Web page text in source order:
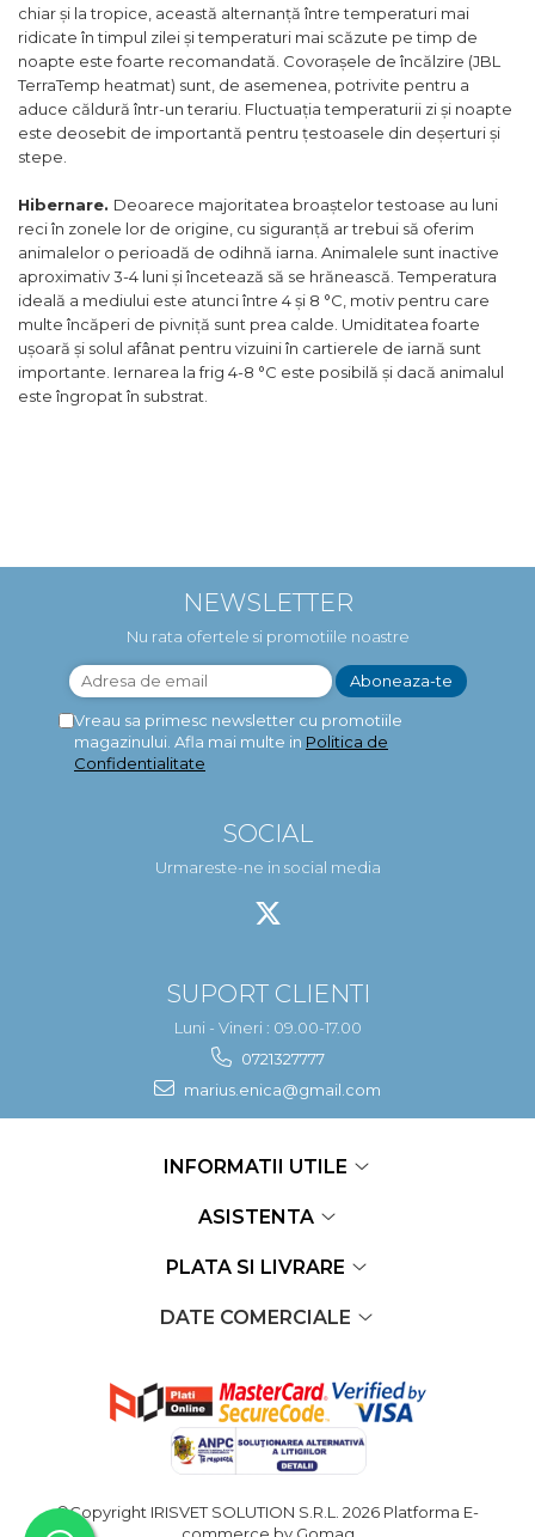
chiar și la tropice, această alternanță între temperaturi mai
ridicate în timpul zilei și temperaturi mai scăzute pe timp de
noapte este foarte recomandată. Covorașele de încălzire (JBL
TerraTemp heatmat) sunt, de asemenea, potrivite pentru a
aduce căldură într-un terariu. Fluctuația temperaturii zi și noapte
este deosebit de importantă pentru țestoasele din deșerturi și
stepe.
Hibernare. Deoarece majoritatea broaștelor testoase au luni
reci în zonele lor de origine, cu siguranță ar trebui să oferim
animalelor o perioadă de odihnă iarna. Animalele sunt inactive
aproximativ 3-4 luni și încetează să se hrănească. Temperatura
ideală a mediului este atunci între 4 și 8 °C, motiv pentru care
multe încăperi de pivniță sunt prea calde. Umiditatea foarte
ușoară și solul afânat pentru vizuini în cartierele de iarnă sunt
importante. Iernarea la frig 4-8 °C este posibilă și dacă animalul
este îngropat în substrat.
NEWSLETTER
Nu rata ofertele si promotiile noastre
Vreau sa primesc newsletter cu promotiile
magazinului. Afla mai multe in Politica de
Confidentialitate
SOCIAL
Urmareste-ne in social media
SUPORT CLIENTI
Luni - Vineri : 09.00-17.00
0721327777
marius.enica@gmail.com
INFORMATII UTILE
ASISTENTA
PLATA SI LIVRARE
DATE COMERCIALE
©Copyright IRISVET SOLUTION S.R.L. 2026 Platforma E-